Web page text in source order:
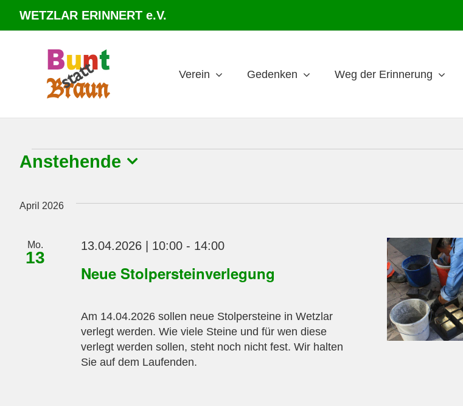
InhaltWETZLAR ERINNERT e.V.
Verein Gedenken Weg der Erinnerung
Veranstaltungen
Anstehende
wählen.
April 2026
Mo.
13
Neue Stolpersteinverlegung
13.04.2026 | 10:00- 14:00
Am 14.04.2026 sollen neue Stolpersteine in Wetzlar
verlegt werden. Wie viele Steine und für wen diese
verlegt werden sollen, steht noch nicht fest. Wir halten
Sie auf dem Laufenden.